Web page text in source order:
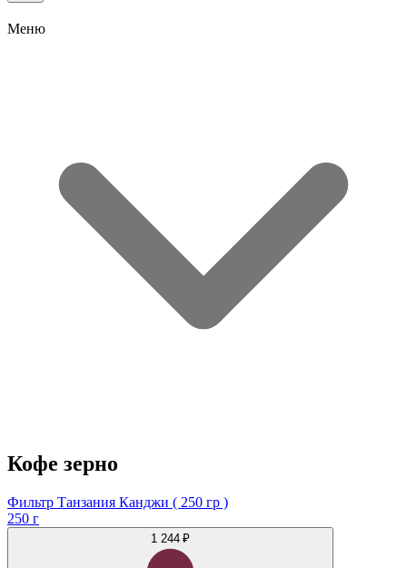
Меню
Кофе зерно
Фильтр Танзания Канджи ( 250 гр )
250 г
1 244 ₽